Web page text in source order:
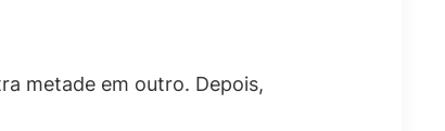
metade em outro. Depois,